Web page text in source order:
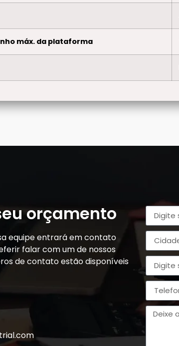
máx. da plataforma
orçamento
equipe entrará em contato
falar com um de nossos
de contato estão disponíveis